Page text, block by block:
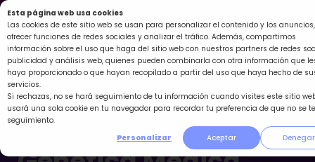
Esta página web usa cookies
Las cookies de este sitio web se usan para personalizar el contenido y los anuncios,
ofrecer funciones de redes sociales y analizar el tráfico. Además, compartimos
información sobre el uso que haga del sitio web con nuestros partners de redes
publicidad y análisis web, quienes pueden combinarla con otra información que
haya proporcionado o que hayan recopilado a partir del uso que haya hecho de
servicios.
Si rechazas, no se hará seguimiento de tu información cuando visites este sitio
usará una sola cookie en tu navegador para recordar tu preferencia de que no se
seguimiento.
Personalizar
Aceptar Denegar
Ir
al
contenido